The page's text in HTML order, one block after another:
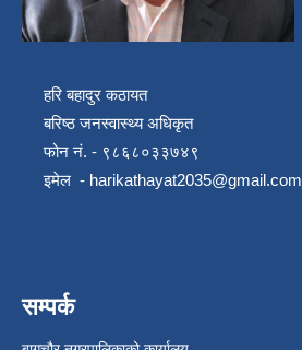
हरि बहादुर कठायत
बरिष्ठ जनस्वास्थ्य अधिकृत
फोन नं. - ९८६८०३३७४९
इमेल - harikathayat2035@gmail.com
सम्पर्क